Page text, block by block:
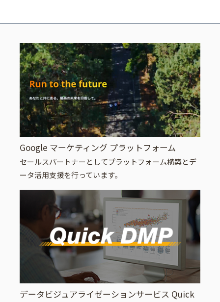
Google マーケティング プラットフォーム
セールスパートナーとしてプラットフォーム構築とデ
ータ活用支援を行っています。
データビジュアライゼーションサービス Quick